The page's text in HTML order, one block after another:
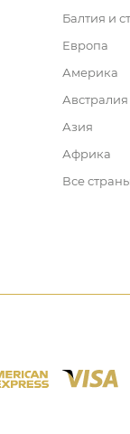
Балтия и
Европа
Америка
Азия
Африка
Все страны